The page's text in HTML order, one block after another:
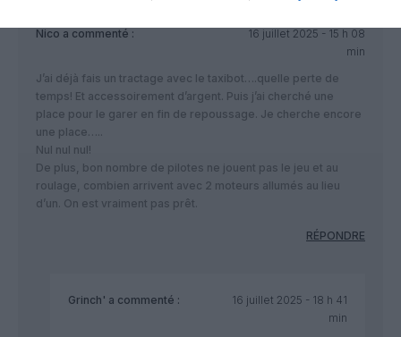
Nico a commenté :
16 juillet 2025 - 15 h 08
min
J’ai déjà fais un tractage avec le taxibot….quelle perte de
temps! Et accessoirement d’argent. Puis j’ai cherché une
place pour le garer en fin de repoussage. Je cherche encore
une place…..
Nul nul nul!
De plus, bon nombre de pilotes ne jouent pas le jeu et au
roulage, combien arrivent avec 2 moteurs allumés au lieu
d’un. On est vraiment pas prêt.
RÉPONDRE
Grinch' a commenté :
16 juillet 2025 - 18 h 41
min